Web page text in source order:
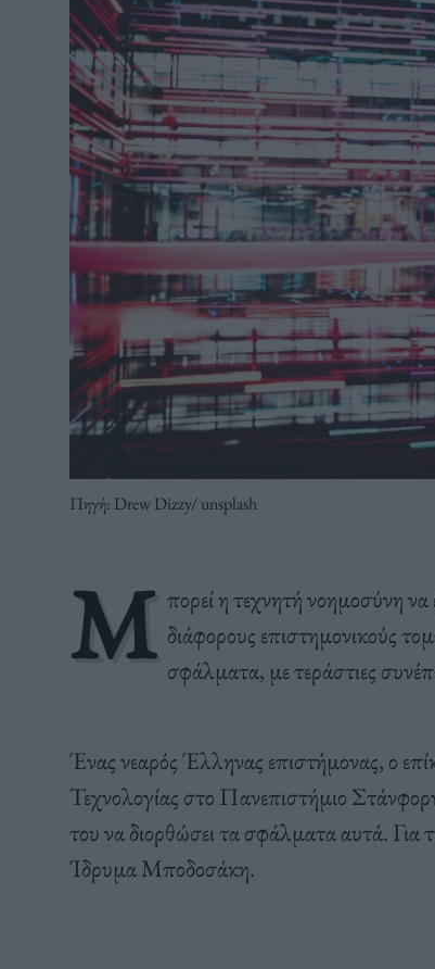
Πηγή: Drew Dizzy/ unsplash
Μ πορεί η τεχνητή νοημοσύνη να
διάφορους επιστημονικούς
σφάλματα, με τεράστιες
Ένας νεαρός Έλληνας επιστήμονας, ο
Τεχνολογίας στο Πανεπιστήμιο
του να διορθώσει τα σφάλματα αυτά. Για
Ίδρυμα Μποδοσάκη.